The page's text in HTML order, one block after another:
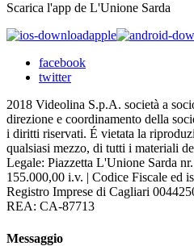
Scarica l'app de L'Unione Sarda
apple
facebook
twitter
2018 Videolina S.p.A. società a
direzione e coordinamento della
i diritti riservati. É vietata la
qualsiasi mezzo, di tutti i materiali
Legale: Piazzetta L'Unione Sarda
155.000,00 i.v. | Codice Fiscale ed
Registro Imprese di Cagliari
REA: CA-87713
Messaggio